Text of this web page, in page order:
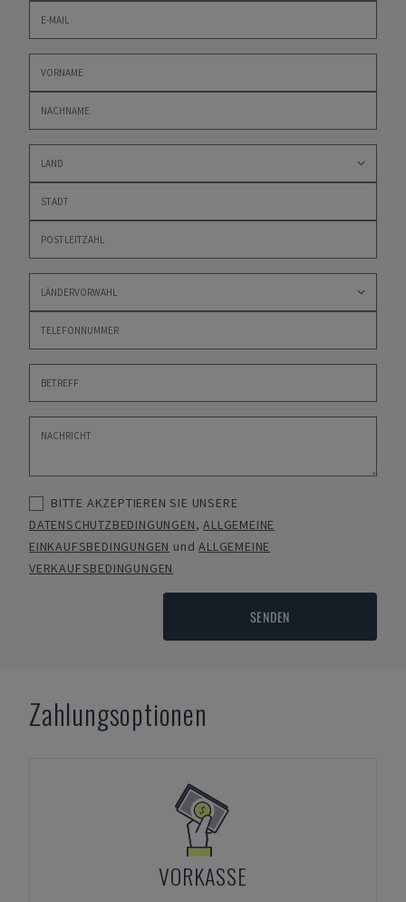
BITTE AKZEPTIEREN SIE UNSERE
DATENSCHUTZBEDINGUNGEN,ALLGEMEINE
EINKAUFSBEDINGUNGEN undALLGEMEINE
VERKAUFSBEDINGUNGEN
SENDEN
Zahlungsoptionen
VORKASSE